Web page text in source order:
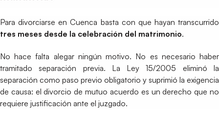
Para divorciarse en Cuenca basta con que hayan transcurrido
tres meses desde la celebración del matrimonio.
No hace falta alegar ningún motivo. No es necesario haber
tramitado separación previa. La Ley 15/2005 eliminó la
separación como paso previo obligatorio y suprimió la exigencia
de causa: el divorcio de mutuo acuerdo es un derecho que no
requiere justificación ante el juzgado.